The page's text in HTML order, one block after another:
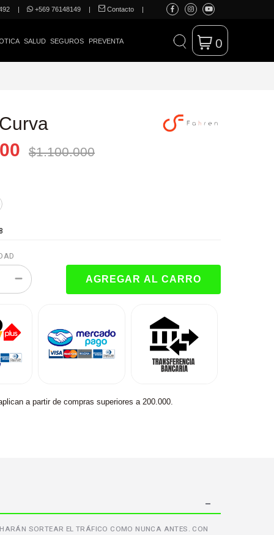
| +569 76148149 | Contacto |
SALUD SEGUROS PREVENTA 0
$1.100.000
a partir de compras superiores a 200.000.
SORTEAR EL TRÁFICO COMO NUNCA ANTES. CON